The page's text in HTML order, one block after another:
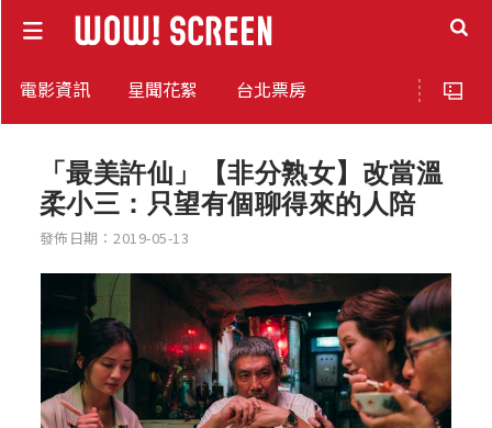
電影資訊 星聞花絮 台北票房
「最美許仙」【非分熟女】改當溫
柔小三：只望有個聊得來的人陪
發佈日期：2019-05-13